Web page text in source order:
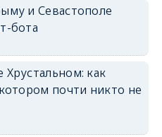
и Севастополе
бота
как
почти никто не